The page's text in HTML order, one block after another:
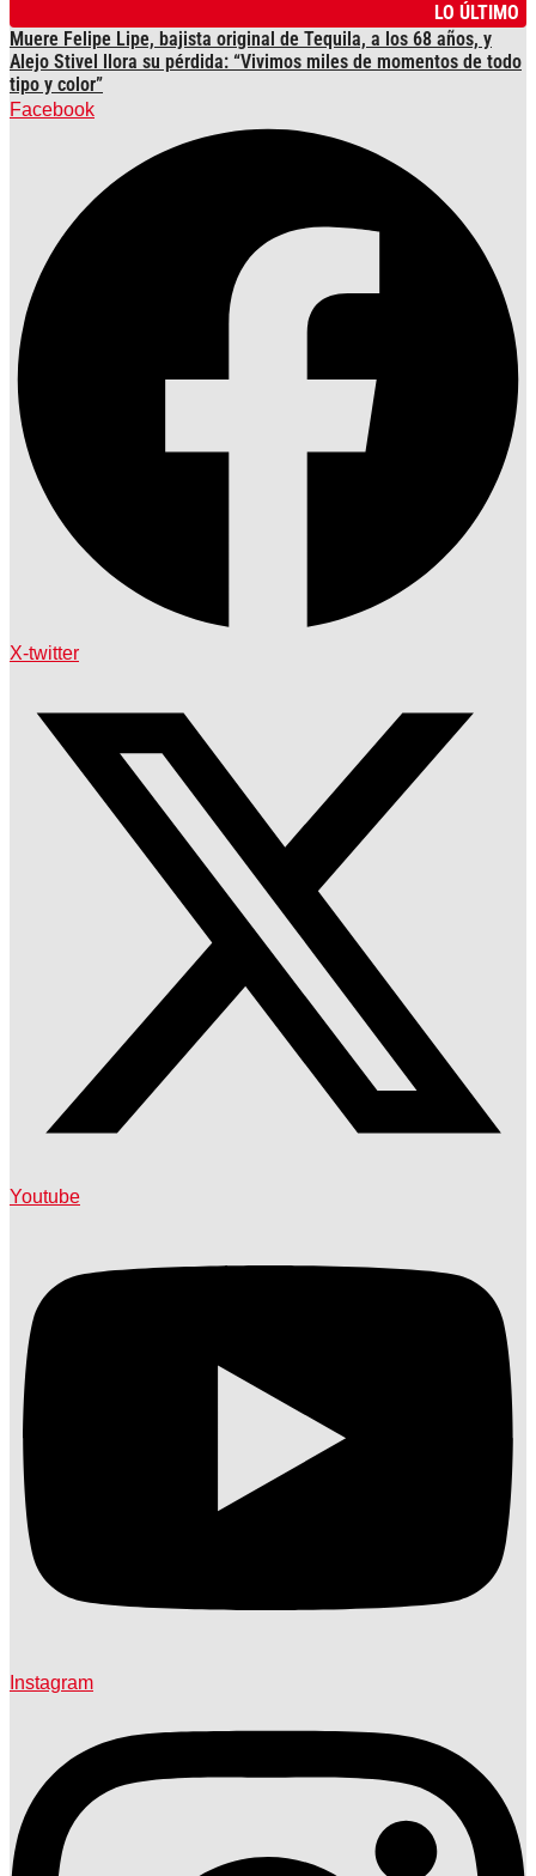
LO ÚLTIMO
Muere Felipe Lipe, bajista original de Tequila, a los 68 años, y
Alejo Stivel llora su pérdida: “Vivimos miles de momentos de todo
tipo y color”
Facebook
X-twitter
Youtube
Instagram